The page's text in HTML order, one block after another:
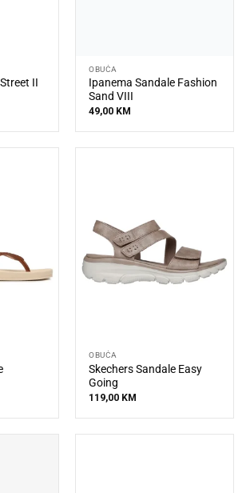
II
OBUĆA
Ipanema Sandale Fashion
Sand VIII
49,00 KM
OBUĆA
Skechers Sandale Easy
Going
119,00 KM